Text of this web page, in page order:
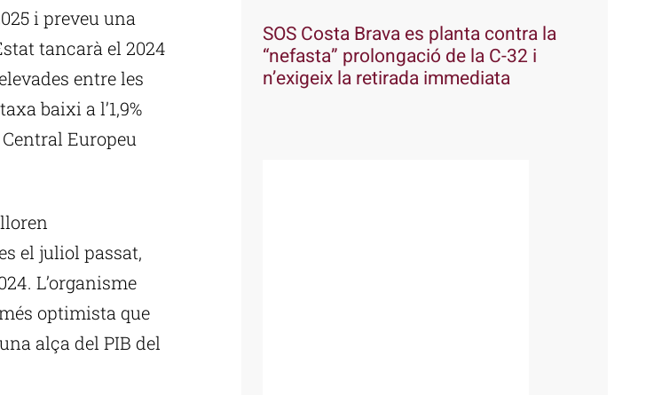
i preveu una
tancarà el 2024
entre les
baixi a l’1,9%
Europeu
el juliol passat,
L’organisme
optimista que
alça del PIB del
SOS Costa Brava es planta contra la
“nefasta” prolongació de la C-32 i
n’exigeix la retirada immediata